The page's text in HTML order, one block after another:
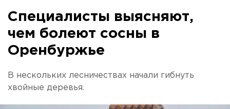
Специалисты выясняют,
чем болеют сосны в
Оренбуржье
В нескольких лесничествах начали гибнуть
хвойные деревья.